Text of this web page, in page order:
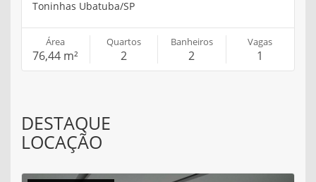
Toninhas Ubatuba/SP
Área
76,44 m²
Quartos
2
Banheiros
2
Vagas
1
DESTAQUE
LOCAÇÃO